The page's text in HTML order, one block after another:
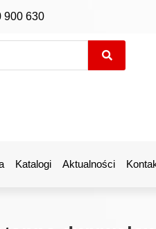
900 630
Katalogi Aktualności